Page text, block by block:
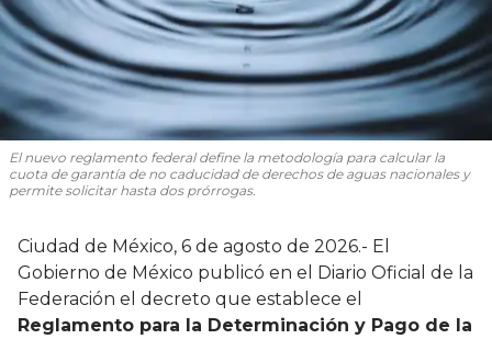
El nuevo reglamento federal define la metodología para calcular la
cuota de garantía de no caducidad de derechos de aguas nacionales y
permite solicitar hasta dos prórrogas.
Ciudad de México, 6 de agosto de 2026.- El
Gobierno de México publicó en el Diario Oficial de la
Federación el decreto que establece el
Reglamento para la Determinación y Pago de la